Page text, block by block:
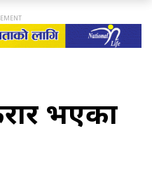
भएका